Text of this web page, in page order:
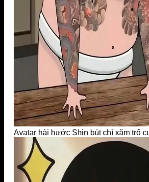
Avatar hài hước Shin bút chì xăm trổ